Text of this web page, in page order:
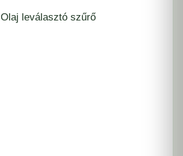
Olaj leválasztó szűrő